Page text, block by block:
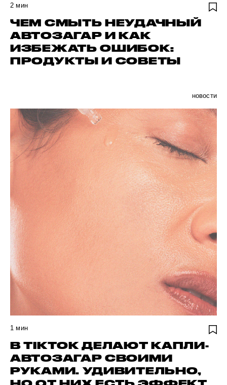
2 мин
ЧЕМ СМЫТЬ НЕУДАЧНЫЙ
АВТОЗАГАР И КАК
ИЗБЕЖАТЬ ОШИБОК:
ПРОДУКТЫ И СОВЕТЫ
новости
1 мин
В TIKTOK ДЕЛАЮТ КАПЛИ-
АВТОЗАГАР СВОИМИ
РУКАМИ. УДИВИТЕЛЬНО,